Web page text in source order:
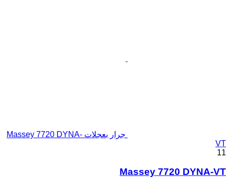
جرار بعجلات Massey 7720 DYNA-
VT
11
Massey 7720 DYNA-VT